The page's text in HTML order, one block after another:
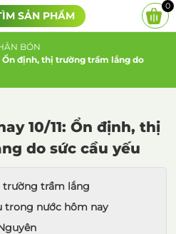
SẢN PHẨM
0
BÓN
Ổn định, thị trường trầm lắng do
10/11: Ổn định, thị
do sức cầu yếu
trường trầm lắng
trong nước hôm nay